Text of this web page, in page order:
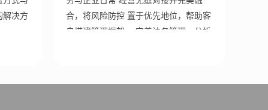
解决方
合，将风险防控 置于优先地位，帮助客
户搭建管理框架 ，完善法务管理，分析